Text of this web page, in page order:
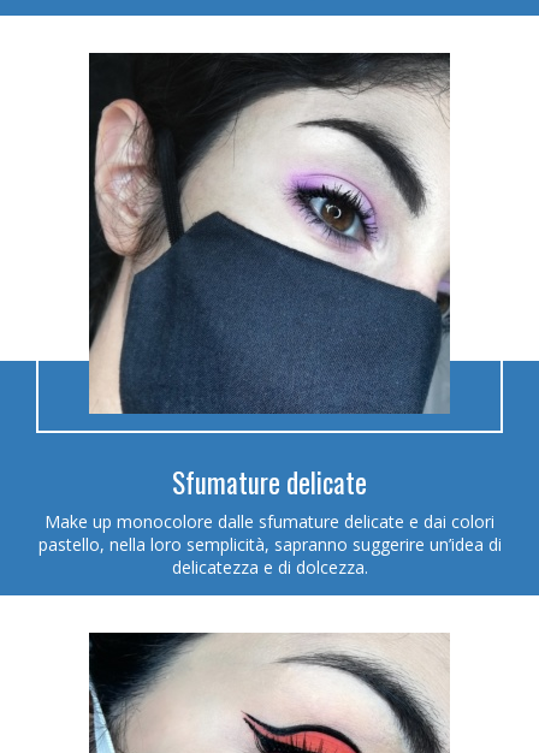
Sfumature delicate
Make up monocolore dalle sfumature delicate e dai colori
pastello, nella loro semplicità, sapranno suggerire un’idea di
delicatezza e di dolcezza.